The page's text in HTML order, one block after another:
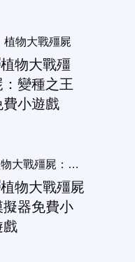
植物大戰殭屍
植物大戰殭屍：變種之王